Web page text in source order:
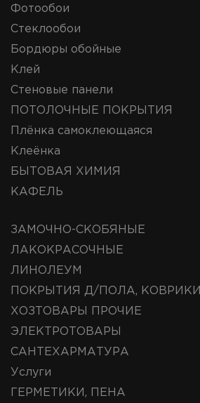
Фотообои
Стеклообои
Бордюры обойные
Клей
Стеновые панели
ПОТОЛОЧНЫЕ ПОКРЫТИЯ
Плёнка самоклеющаяся
Клеёнка
БЫТОВАЯ ХИМИЯ
КАФЕЛЬ
ЗАМОЧНО-СКОБЯНЫЕ
ЛАКОКРАСОЧНЫЕ
ЛИНОЛЕУМ
ПОКРЫТИЯ Д/ПОЛА, КОВРИКИ
ХОЗТОВАРЫ ПРОЧИЕ
ЭЛЕКТРОТОВАРЫ
САНТЕХАРМАТУРА
Услуги
ГЕРМЕТИКИ, ПЕНА